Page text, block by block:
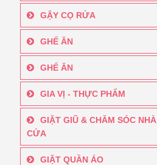
GẬY CỌ RỬA
GHẾ ĂN
GHẾ ĂN
GIA VỊ - THỰC PHẨM
GIẶT GIŨ & CHĂM SÓC NHÀ
CỬA
GIẶT QUẦN ÁO